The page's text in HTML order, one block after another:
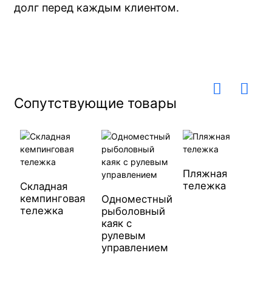
долг перед каждым клиентом.
Сопутствующие товары
Складная
кемпинговая
тележка
Одноместный
рыболовный
каяк с
рулевым
управлением
Пляжная
тележка